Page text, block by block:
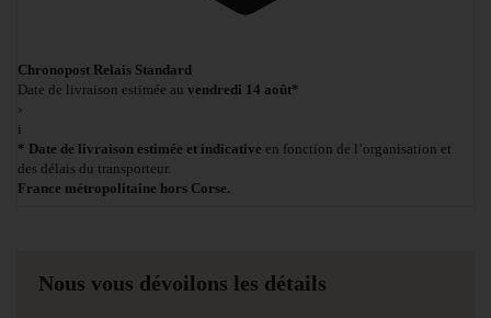
Chronopost Relais Standard
Date de livraison estimée au vendredi 14 août*
›
i
* Date de livraison estimée et indicative en fonction de l’organisation et
des délais du transporteur.
France métropolitaine hors Corse.
Nous vous dévoilons les détails